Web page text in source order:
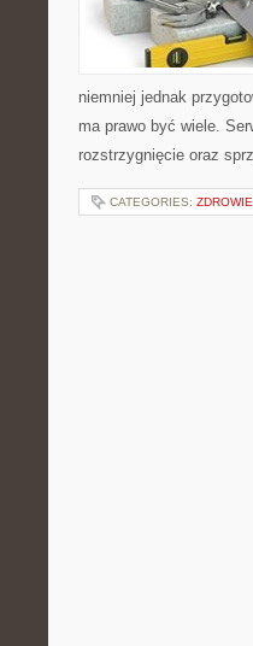
niemniej jednak
ma prawo być wiele.
rozstrzygnięcie oraz
CATEGORIES: ZDROWIE